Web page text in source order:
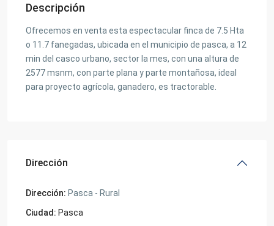
Descripción
Ofrecemos en venta esta espectacular finca de 7.5 Hta
o 11.7 fanegadas, ubicada en el municipio de pasca, a 12
min del casco urbano, sector la mes, con una altura de
2577 msnm, con parte plana y parte montañosa, ideal
para proyecto agrícola, ganadero, es tractorable.
Dirección
Dirección: Pasca - Rural
Ciudad: Pasca